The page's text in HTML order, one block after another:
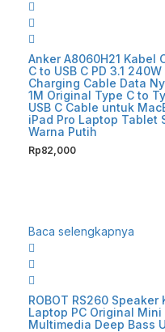
Anker A8060H21 Kabel
C to USB C PD 3.1 240W
Charging Cable Data
1M Original Type C to
USB C Cable untuk
iPad Pro Laptop Tablet
Warna Putih
Rp82,000
Baca selengkapnya
ROBOT RS260 Speaker
Laptop PC Original Mini
Multimedia Deep Bass